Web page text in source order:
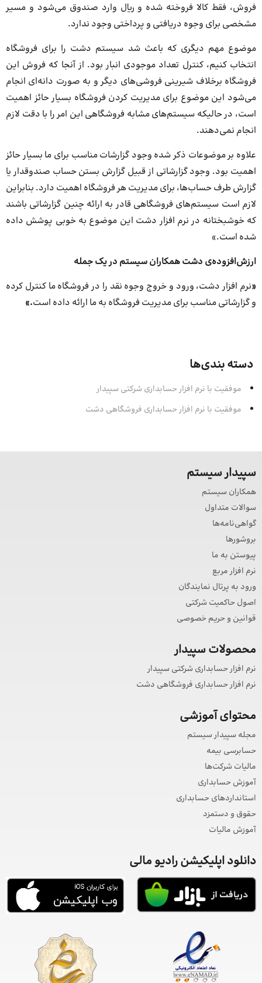
فروش، فقط کالا فروخته شده و ریال وارد صندوق می‌شود و مسیر
مشخصی برای وجوه دریافتی و پرداختی وجود ندارد.
موضوع مهم دیگری که باعث شد سیستم دشت را برای فروشگاه
انتخاب کنیم، کنترل تعداد موجودی انبار بود. از آنجا که فروش این
فروشگاه برخلاف شیرینی فروشی‌های دیگر و به صورت دانه‌ای انجام
می‌شود این موضوع برای مدیریت کردن فروشگاه بسیار حائز اهمیت
است، در حالیکه سیستم‌های مشابه فروشگاهی این امر را با دقت لازم
انجام نمی‌دهند.
علاوه بر موضوعات ذکر شده وجود گزارشات مناسب برای ما بسیار حائز
اهمیت بود. وجود گزارشاتی از قبیل گزارش بستن حساب صندوقدار یا
گزارش طرف حساب‌ها، برای مدیریت هر فروشگاه اهمیت دارد. بنابراین
لازم است سیستم‌های فروشگاهی قادر به ارائه چنین گزارشاتی باشند
که خوشبختانه در نرم افزار دشت این موضوع به خوبی پوشش داده
شده است.»
ارزش‌افزوده‌ی دشت همکاران سیستم در یک جمله
«نرم افزار دشت، ورود و خروج وجوه نقد را در فروشگاه ما کنترل کرده
و گزارشاتی مناسب برای مدیریت فروشگاه به ما ارائه داده است.»
دسته بندی‌ها
موفقیت با نرم افزار حسابداری شرکتی سپیدار
موفقیت با نرم افزار حسابداری فروشگاهی دشت
سپیدار سیستم
همکاران سیستم
سوالات متداول
گواهی‌نامه‌ها
بروشورها
پیوستن به ما
نرم افزار مربع
ورود به پرتال نمایندگان
اصول حاکمیت شرکتی
قوانین و حریم خصوصی
محصولات سپیدار
نرم افزار حسابداری شرکتی سپیدار
نرم افزار حسابداری فروشگاهی دشت
محتوای آموزشی
مجله سپیدار سیستم
حسابرسی بیمه
مالیات شرکت‌ها
آموزش حسابداری
استانداردهای حسابداری
حقوق و دستمزد
آموزش مالیات
دانلود اپلیکیشن رادیو مالی